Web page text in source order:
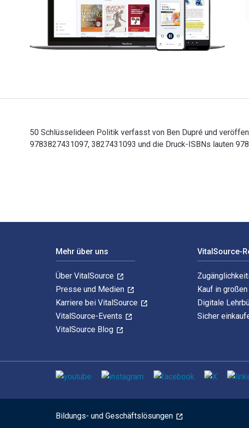
50 Schlüsselideen Politik verfasst von Ben Dupré und
9783827431097, 3827431093 und die Druck-ISBNs lauten
Mehr über uns
Über VitalSource
Presse und Medien
Karriere bei VitalSource
VitalSource-Events
VitalSource Blog
VitalSource-
Kauf in
Digitale
Sicher
Sozialen Medien
Bildungs- und Geschäftslösungen